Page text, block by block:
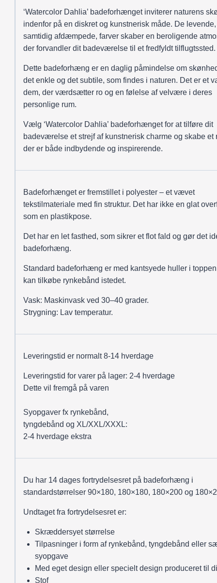
‘Watercolor Dahlia’ badeforhænget inviterer naturens
indenfor på en diskret og kunstnerisk måde. De
samtidig afdæmpede, farver skaber en beroligende
der forvandler dit badeværelse til et fredfyldt tilflugtssted.
Dette badeforhæng er en daglig påmindelse om
det enkle og det subtile, som findes i naturen. Det er et
dem, der værdsætter ro og en følelse af velvære i deres
personlige rum.
Vælg ‘Watercolor Dahlia’ badeforhænget for at tilføre dit
badeværelse et strejf af kunstnerisk charme og skabe et
der er både indbydende og inspirerende.
Badeforhænget er fremstillet i polyester – et vævet
tekstilmateriale med fin struktur. Det har ikke en glat
som en plastikpose.
Det har en let fasthed, som sikrer et flot fald og gør det
badeforhæng.
Standard badeforhæng er med kantsyede huller i
kan tilkøbe rynkebånd istedet.
Vask: Maskinvask ved 30–40 grader.
Strygning: Lav temperatur.
Leveringstid er normalt 8-14 hverdage
Leveringstid for varer på lager: 2-4 hverdage
Dette vil fremgå på varen
Syopgaver fx rynkebånd,
tyngdebånd og XL/XXL/XXXL:
2-4 hverdage ekstra
Du har 14 dages fortrydelsesret på badeforhæng i
standardstørrelser 90×180, 180×180, 180×200 og
Undtaget fra fortrydelsesret er:
Skræddersyet størrelse
Tilpasninger i form af rynkebånd, tyngdebånd eller
syopgave
Med eget design eller specielt design produceret til
Stof